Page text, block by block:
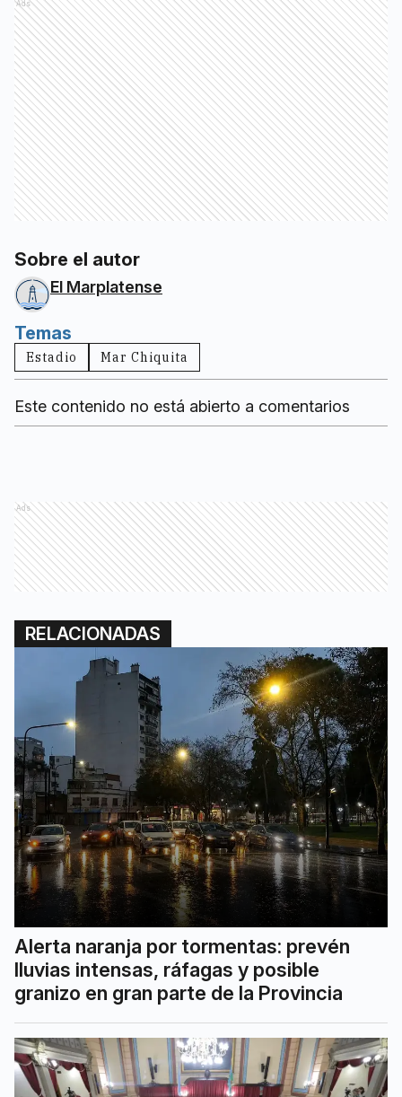
Ads
Sobre el autor
El Marplatense
Temas
Estadio Mar Chiquita
Este contenido no está abierto a comentarios
Ads
RELACIONADAS
Alerta naranja por tormentas: prevén
lluvias intensas, ráfagas y posible
granizo en gran parte de la Provincia